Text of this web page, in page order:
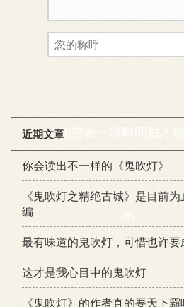
评论审核已启用。您的
能需要一段时间后才
示。
近期文章
你会读出不一样的《鬼吹灯》
《鬼吹灯之精绝古城》是目前
编
最有味道的鬼吹灯，可惜也许要
这才是我心目中的鬼吹灯
《鬼吹灯》的作者真的要天下霸